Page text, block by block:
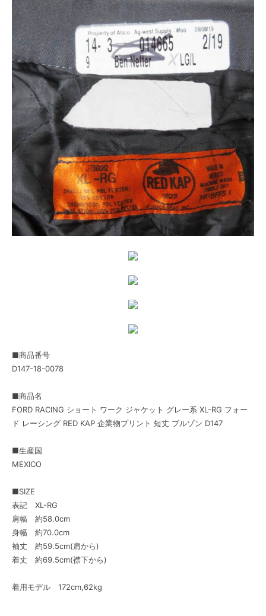
■商品番号
D147-18-0078
■商品名
FORD RACING ショート ワーク ジャケット グレー系 XL-RG フォー
ド レーシング RED KAP 企業物プリント 短丈 ブルゾン D147
■生産国
MEXICO
■SIZE
表記 XL-RG
肩幅 約58.0cm
身幅 約70.0cm
袖丈 約59.5cm(肩から)
着丈 約69.5cm(襟下から)
着用モデル 172cm,62kg